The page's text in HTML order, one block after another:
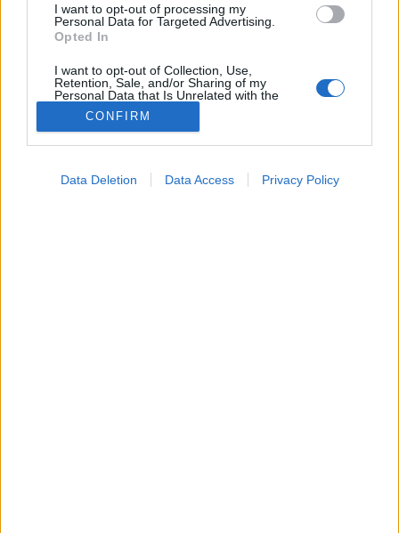
I want to opt-out of processing my
Personal Data for Targeted Advertising.
Opted In
I want to opt-out of Collection, Use,
Retention, Sale, and/or Sharing of my
Personal Data that Is Unrelated with the
Purposes for which it was collected.
Opted Out
CONFIRM
Data Deletion Data Access Privacy Policy
Fronthatás ma